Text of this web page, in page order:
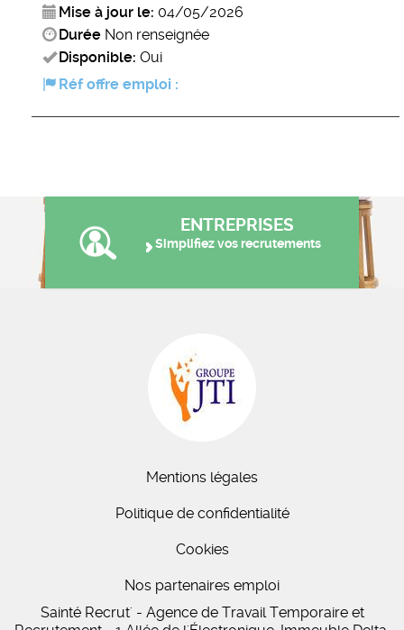
Mise à jour le: 04/05/2026
Durée Non renseignée
Disponible: Oui
Réf offre emploi :
ENTREPRISES
Simplifiez vos recrutements
Mentions légales
Politique de confidentialité
Cookies
Nos partenaires emploi
Sainté Recrut' - Agence de Travail Temporaire et